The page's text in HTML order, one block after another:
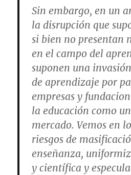
Sin embargo, en un
la disrupción que
si bien no presentan
en el campo del
suponen una
de aprendizaje por
empresas y
la educación como
mercado. Vemos en
riesgos de
enseñanza,
y científica y